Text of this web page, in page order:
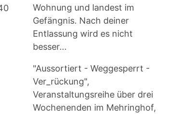
Wohnung und landest im
Gefängnis. Nach deiner
Entlassung wird es nicht
besser...
"Aussortiert - Weggesperrt -
Ver_rückung",
Veranstaltungsreihe über drei
Wochenenden im Mehringhof,